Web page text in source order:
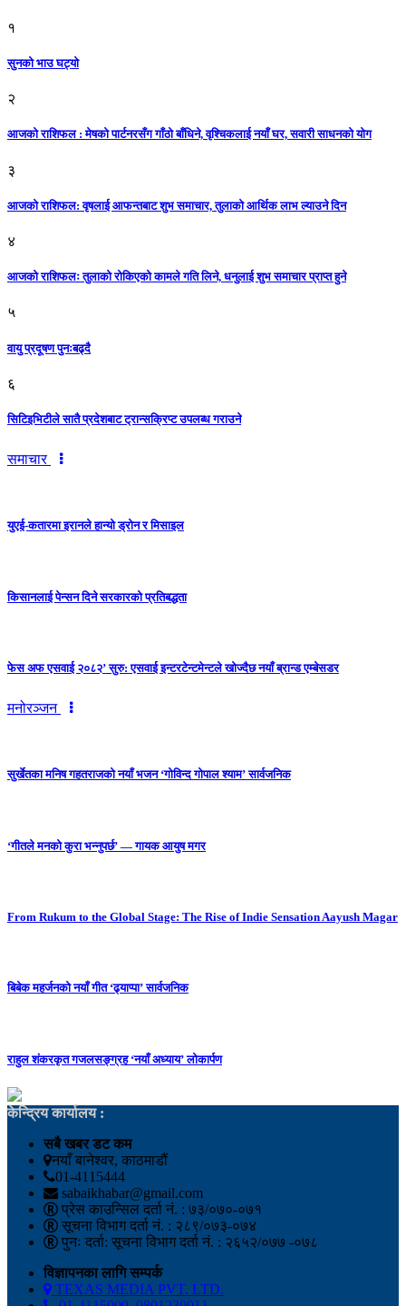
१
सुनको भाउ घट्याे
२
आजको राशिफल : मेषको पार्टनरसँग गाँठो बाँधिने, वृश्चिकलाई नयाँ घर, सवारी साधनकाे याेग
३
आजकाे राशिफल: वृषलाई आफन्तबाट शुभ समाचार, तुलाकाे आर्थिक लाभ ल्याउने दिन
४
आजको राशिफलः तुलाकाे रोकिएको कामले गति लिने, धनुलाई शुभ समाचार प्राप्त हुने
५
वायु प्रदूषण पुनःबढ्दै
६
सिटिइभिटीले सातै प्रदेशबाट ट्रान्सक्रिप्ट उपलब्ध गराउने
समाचार
युएई-कतारमा इरानले हान्यो ड्रोन र मिसाइल
किसानलाई पेन्सन दिने सरकारको प्रतिबद्धता
फेस अफ एसवाई २०८२’ सुरु: एसवाई इन्टरटेन्टमेन्टले खोज्दैछ नयाँ ब्रान्ड एम्बेसडर
मनोरञ्जन
सुर्खेतका मनिष गहतराजको नयाँ भजन ‘गोविन्द गोपाल श्याम’ सार्वजनिक
‘गीतले मनको कुरा भन्नुपर्छ’ — गायक आयुष मगर
From Rukum to the Global Stage: The Rise of Indie Sensation Aayush Magar
बिबेक महर्जनको नयाँ गीत ‘ढ्याप्पा’ सार्वजनिक
राहुल शंकरकृत गजलसङ्ग्रह ‘नयाँ अध्याय’ लोकार्पण
केन्द्रिय कार्यालय :
सबै खबर डट कम
नयाँ बानेश्वर, काठमाडौं
01-4115444
sabaikhabar@gmail.com
प्रेस काउन्सिल दर्ता नं. : ७३/०७०-०७१
सूचना विभाग दर्ता नं. : २८९/०७३-०७४
पुनः दर्ता: सूचना विभाग दर्ता नं. : २६५२/०७७ -०७८
विज्ञापनका लागि सम्पर्क
TEXAS MEDIA PVT. LTD.